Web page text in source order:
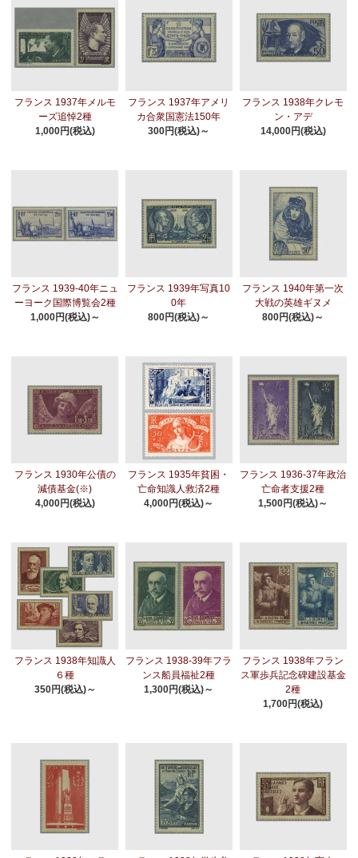
フランス 1937年メルモ
ーズ追悼2種
1,000円(税込)
フランス 1937年アメリ
カ合衆国憲法150年
300円(税込)～
フランス 1938年クレモ
ン・アデ
14,000円(税込)
フランス 1939-40年ニュ
ーヨーク国際博覧会2種
1,000円(税込)～
フランス 1939年写真10
0年
800円(税込)～
フランス 1940年第一次
大戦の英雄ギヌメ
800円(税込)～
フランス 1930年公債の
減債基金(※)
4,000円(税込)
フランス 1935年貧困・
亡命知識人救済2種
4,000円(税込)～
フランス 1936-37年政治
亡命者支援2種
1,500円(税込)～
フランス 1938年知識人
６種
350円(税込)～
フランス 1938-39年フラ
ンス船員福祉2種
1,300円(税込)～
フランス 1938年フラン
ス軍歩兵記念碑建設基金
2種
1,700円(税込)